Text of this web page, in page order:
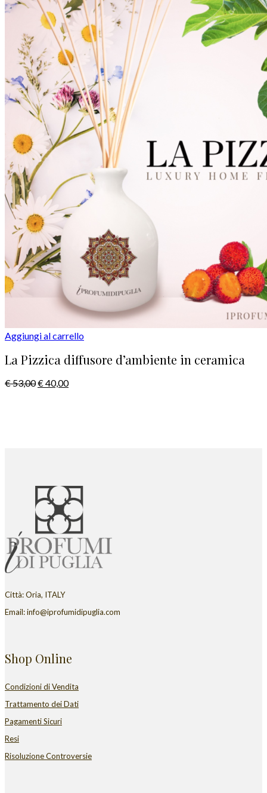
Aggiungi al carrello
La Pizzica diffusore d’ambiente in ceramica
€53,00€40,00
Città: Oria, ITALY
Email: info@iprofumidipuglia.com
Shop Online
Condizioni di Vendita
Trattamento dei Dati
Pagamenti Sicuri
Resi
Risoluzione Controversie